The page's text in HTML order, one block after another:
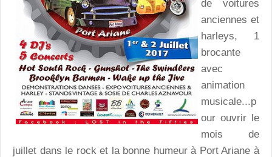
de voitures
anciennes et
harleys, 1
brocante
avec
animation
musicale...p
our ouvrir le
mois de
juillet dans le rock et la bonne humeur à Port Ariane à